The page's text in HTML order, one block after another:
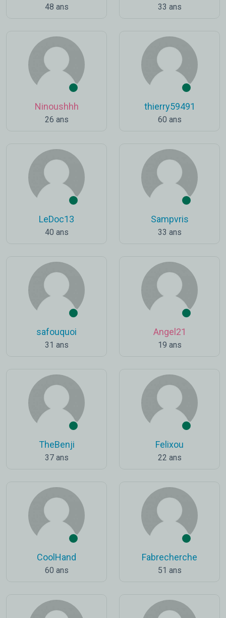
48 ans 33 ans
Ninoushhh
26 ans
thierry59491
60 ans
LeDoc13
40 ans
Sampvris
33 ans
safouquoi
31 ans
Angel21
19 ans
TheBenji
37 ans
Felixou
22 ans
CoolHand
60 ans
Fabrecherche
51 ans